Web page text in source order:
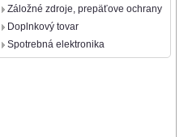
Záložné zdroje, prepäťove ochrany
Doplnkový tovar
Spotrebná elektronika